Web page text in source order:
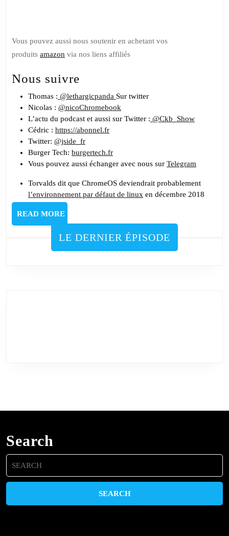
Vous pouvez aussi nous soutenir en achetant vos
produits amazon via nos liens affiliés
Nous suivre
Thomas : @lethargicpanda Sur twitter
Nicolas : @nicoChromebook
L’actu du podcast et aussi sur Twitter : @Ckb_Show
Cédric : https://abonnel.fr
Twitter: @jside_fr
Burger Tech: burgertech.fr
Vous pouvez aussi échanger avec nous sur Telegram
Torvalds dit que ChromeOS deviendrait probablement
l’environnement par défaut de linux en décembre 2018
READ MOREREAD
MORE
LE DERNIER ÉPISODE
Search
Search
for: